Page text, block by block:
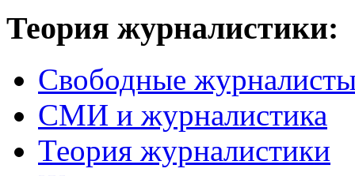
Теория журналистики:
Свободные
СМИ и журналистика
Теория журналистики